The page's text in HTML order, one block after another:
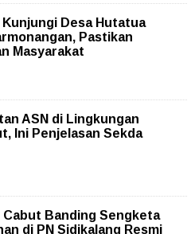
Desa Hutatua
Pastikan
Masyarakat
ASN di Lingkungan
Ini Penjelasan Sekda
Cabut Banding Sengketa
di PN Sidikalang Resmi